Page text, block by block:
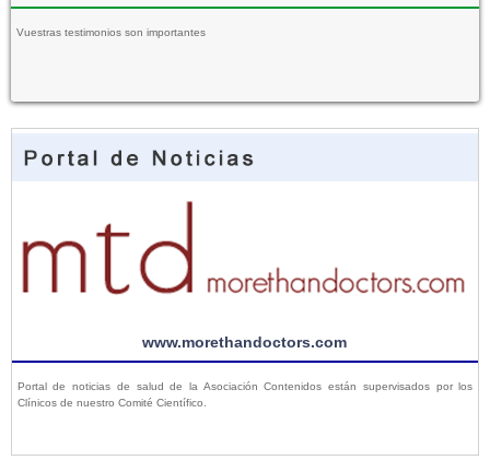
Vuestras testimonios son importantes
www.morethandoctors.com
Portal de noticias de salud de la Asociación Contenidos están supervisados por los
Clínicos de nuestro Comité Científico.